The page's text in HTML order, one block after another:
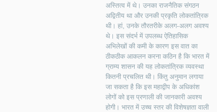
अस्तित्व में थे। उनका राजनैतिक संगठन
अद्वितीय था और उनकी प्रकृति लोकतांत्रिक
थी। हां, उनके तौरतरीके अलग-अलग अवश्य
थे। इस संदर्भ में उपलब्ध ऐतिहासिक
अभिलेखों की कमी के कारण इस वात का
ठीकठीक आकलन करना कठिन है कि भारत में
ग्राम्य शासन की यह लोकतांत्रिक व्यवस्था
कितनी प्रचलित थी। किंतु अनुमान लगाया
जा सकता है कि इस महाद्वीप के अधिकांश
लोगों को इस प्रणाली की जानकारी अवश्य
होगी। भारत में उच्च स्तर की विशेषज्ञता वाली